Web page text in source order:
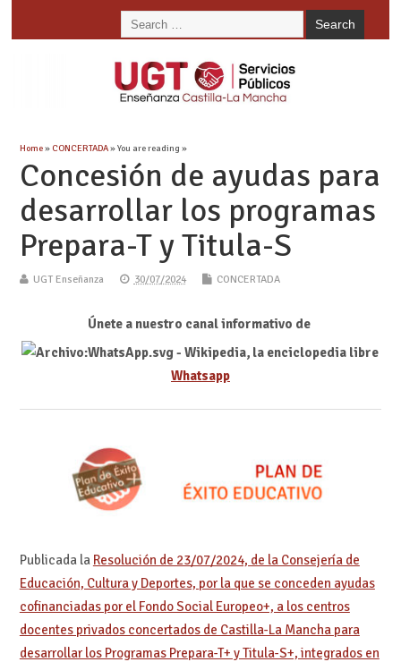
Home» CONCERTADA» You are reading »
Concesión de ayudas para
desarrollar los programas
Prepara-T y Titula-S
UGT Enseñanza 30/07/2024 CONCERTADA
Únete a nuestro canal informativo de
Whatsapp
Publicada la Resolución de 23/07/2024, de la Consejería de
Educación, Cultura y Deportes, por la que se conceden ayudas
cofinanciadas por el Fondo Social Europeo+, a los centros
docentes privados concertados de Castilla-La Mancha para
desarrollar los Programas Prepara-T+ y Titula-S+, integrados en